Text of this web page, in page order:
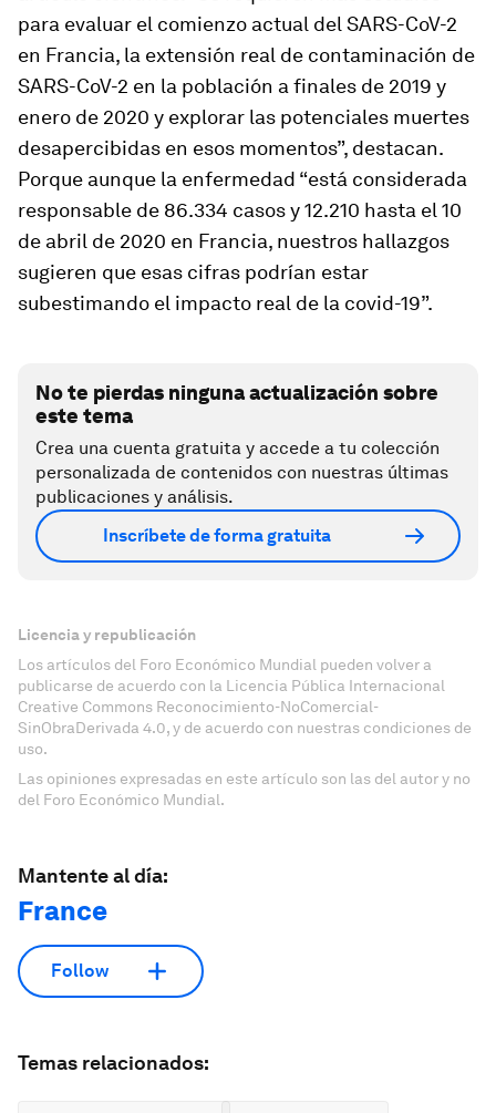
para evaluar el comienzo actual del SARS-CoV-2
en Francia, la extensión real de contaminación de
SARS-CoV-2 en la población a finales de 2019 y
enero de 2020 y explorar las potenciales muertes
desapercibidas en esos momentos”, destacan.
Porque aunque la enfermedad “está considerada
responsable de 86.334 casos y 12.210 hasta el 10
de abril de 2020 en Francia, nuestros hallazgos
sugieren que esas cifras podrían estar
subestimando el impacto real de la covid-19”.
No te pierdas ninguna actualización sobre
este tema
Crea una cuenta gratuita y accede a tu colección
personalizada de contenidos con nuestras últimas
publicaciones y análisis.
Inscríbete de forma gratuita
Licencia y republicación
Los artículos del Foro Económico Mundial pueden volver a
publicarse de acuerdo con la Licencia Pública Internacional
Creative Commons Reconocimiento-NoComercial-
SinObraDerivada 4.0, y de acuerdo con nuestras condiciones de
uso.
Las opiniones expresadas en este artículo son las del autor y no
del Foro Económico Mundial.
Mantente al día:
France
Follow
Temas relacionados: